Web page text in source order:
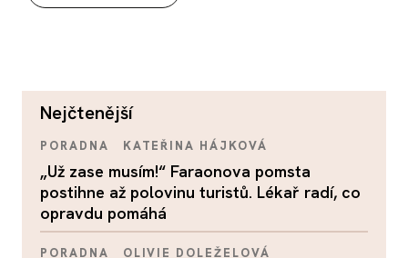
nejčtenější
PORADNA KATEŘINA HÁJKOVÁ
„Už zase musím!“ Faraonova pomsta
postihne až polovinu turistů. Lékař radí, co
opravdu pomáhá
PORADNA OLIVIE DOLEŽELOVÁ